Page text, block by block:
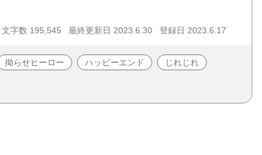
文字数 195,545 最終更新日 2023.6.30 登録日 2023.6.17
拗らせヒーロー ハッピーエンド じれじれ